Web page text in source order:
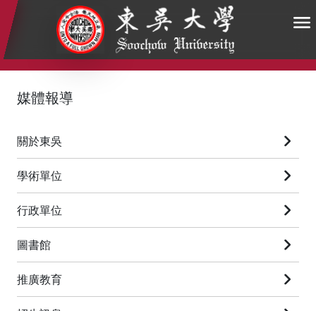
:::
媒體報導
關於東吳
學術單位
行政單位
圖書館
推廣教育